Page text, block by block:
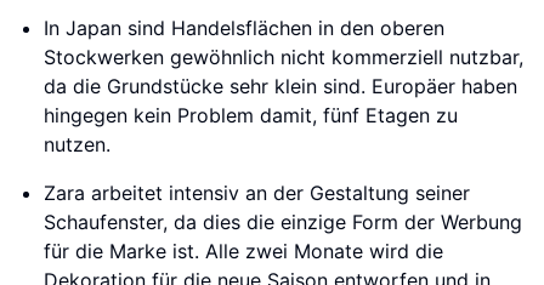
In Japan sind Handelsflächen in den oberen
Stockwerken gewöhnlich nicht kommerziell nutzbar,
da die Grundstücke sehr klein sind. Europäer haben
hingegen kein Problem damit, fünf Etagen zu
nutzen.
Zara arbeitet intensiv an der Gestaltung seiner
Schaufenster, da dies die einzige Form der Werbung
für die Marke ist. Alle zwei Monate wird die
Dekoration für die neue Saison entworfen und in